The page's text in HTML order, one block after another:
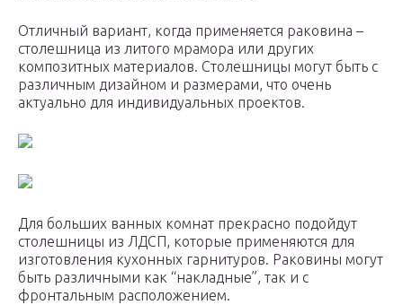
Отличный вариант, когда применяется раковина –
столешница из литого мрамора или других
композитных материалов. Столешницы могут быть с
различным дизайном и размерами, что очень
актуально для индивидуальных проектов.
Для больших ванных комнат прекрасно подойдут
столешницы из ЛДСП, которые применяются для
изготовления кухонных гарнитуров. Раковины могут
быть различными как “накладные”, так и с
фронтальным расположением.